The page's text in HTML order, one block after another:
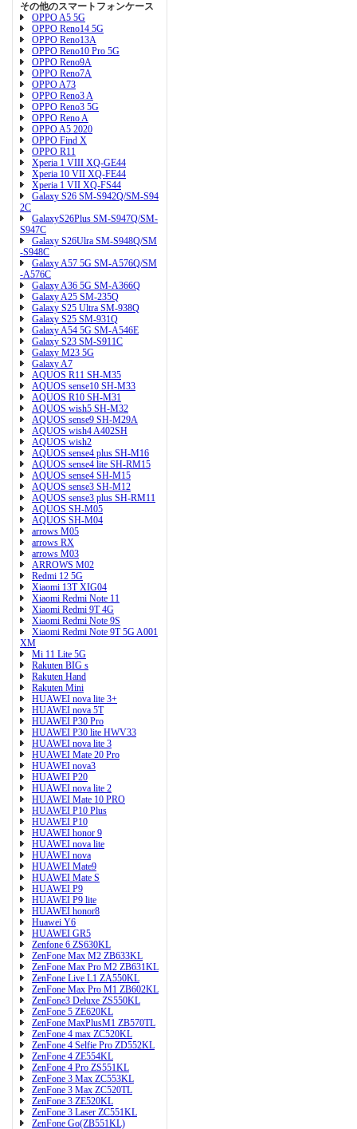
その他のスマートフォンケース
OPPO A5 5G
OPPO Reno14 5G
OPPO Reno13A
OPPO Reno10 Pro 5G
OPPO Reno9A
OPPO Reno7A
OPPO A73
OPPO Reno3 A
OPPO Reno3 5G
OPPO Reno A
OPPO A5 2020
OPPO Find X
OPPO R11
Xperia 1 VIII XQ-GE44
Xperia 10 VII XQ-FE44
Xperia 1 VII XQ-FS44
Galaxy S26 SM-S942Q/SM-S94
2C
GalaxyS26Plus SM-S947Q/SM-
S947C
Galaxy S26Ulra SM-S948Q/SM
-S948C
Galaxy A57 5G SM-A576Q/SM
-A576C
Galaxy A36 5G SM-A366Q
Galaxy A25 SM-235Q
Galaxy S25 Ultra SM-938Q
Galaxy S25 SM-931Q
Galaxy A54 5G SM-A546E
Galaxy S23 SM-S911C
Galaxy M23 5G
Galaxy A7
AQUOS R11 SH-M35
AQUOS sense10 SH-M33
AQUOS R10 SH-M31
AQUOS wish5 SH-M32
AQUOS sense9 SH-M29A
AQUOS wish4 A402SH
AQUOS wish2
AQUOS sense4 plus SH-M16
AQUOS sense4 lite SH-RM15
AQUOS sense4 SH-M15
AQUOS sense3 SH-M12
AQUOS sense3 plus SH-RM11
AQUOS SH-M05
AQUOS SH-M04
arrows M05
arrows RX
arrows M03
ARROWS M02
Redmi 12 5G
Xiaomi 13T XIG04
Xiaomi Redmi Note 11
Xiaomi Redmi 9T 4G
Xiaomi Redmi Note 9S
Xiaomi Redmi Note 9T 5G A001
XM
Mi 11 Lite 5G
Rakuten BIG s
Rakuten Hand
Rakuten Mini
HUAWEI nova lite 3+
HUAWEI nova 5T
HUAWEI P30 Pro
HUAWEI P30 lite HWV33
HUAWEI nova lite 3
HUAWEI Mate 20 Pro
HUAWEI nova3
HUAWEI P20
HUAWEI nova lite 2
HUAWEI Mate 10 PRO
HUAWEI P10 Plus
HUAWEI P10
HUAWEI honor 9
HUAWEI nova lite
HUAWEI nova
HUAWEI Mate9
HUAWEI Mate S
HUAWEI P9
HUAWEI P9 lite
HUAWEI honor8
Huawei Y6
HUAWEI GR5
Zenfone 6 ZS630KL
ZenFone Max M2 ZB633KL
ZenFone Max Pro M2 ZB631KL
ZenFone Live L1 ZA550KL
ZenFone Max Pro M1 ZB602KL
ZenFone3 Deluxe ZS550KL
ZenFone 5 ZE620KL
ZenFone MaxPlusM1 ZB570TL
ZenFone 4 max ZC520KL
ZenFone 4 Selfie Pro ZD552KL
ZenFone 4 ZE554KL
ZenFone 4 Pro ZS551KL
ZenFone 3 Max ZC553KL
ZenFone 3 Max ZC520TL
ZenFone 3 ZE520KL
ZenFone 3 Laser ZC551KL
ZenFone Go(ZB551KL)